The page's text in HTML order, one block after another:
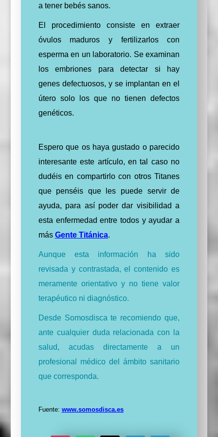
a tener bebés sanos.
El procedimiento consiste en extraer
óvulos maduros y fertilizarlos con
esperma en un laboratorio. Se examinan
los embriones para detectar si hay
genes defectuosos, y se implantan en el
útero solo los que no tienen defectos
genéticos.
Espero que os haya gustado o parecido
interesante este artículo, en tal caso no
dudéis en compartirlo con otros Titanes
que penséis que les puede servir de
ayuda, para así poder dar visibilidad a
esta enfermedad entre todos y ayudar a
más Gente Titánica.
Aunque esta información ha sido
revisada y contrastada, el contenido es
meramente orientativo y no tiene valor
terapéutico ni diagnóstico.
Desde Somosdisca te recomiendo que,
ante cualquier duda relacionada con la
salud, acudas directamente a un
profesional médico del ámbito sanitario
que corresponda.
Fuente: www.somosdisca.es